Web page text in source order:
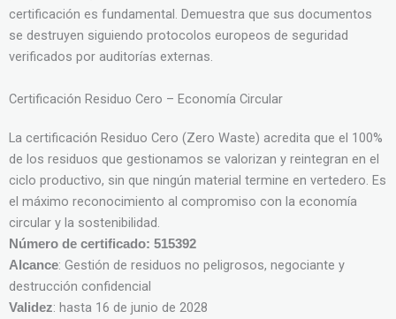
certificación es fundamental. Demuestra que sus documentos
se destruyen siguiendo protocolos europeos de seguridad
verificados por auditorías externas.
Certificación Residuo Cero – Economía Circular
La certificación Residuo Cero (Zero Waste) acredita que el 100%
de los residuos que gestionamos se valorizan y reintegran en el
ciclo productivo, sin que ningún material termine en vertedero. Es
el máximo reconocimiento al compromiso con la economía
circular y la sostenibilidad.
Número de certificado: 515392
Alcance: Gestión de residuos no peligrosos, negociante y
destrucción confidencial
Validez: hasta 16 de junio de 2028